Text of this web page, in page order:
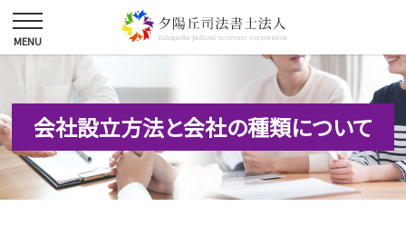
会社設立方法と会社の種類について